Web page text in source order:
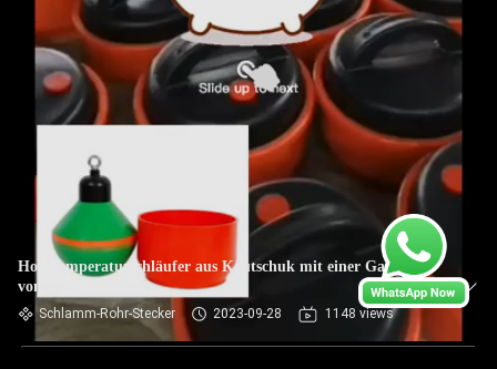
Hochtemperaturschläufer aus Kautschuk mit einer Garantie
von 1 Jahr
Schlamm-Rohr-Stecker 2023-09-28 1148 views